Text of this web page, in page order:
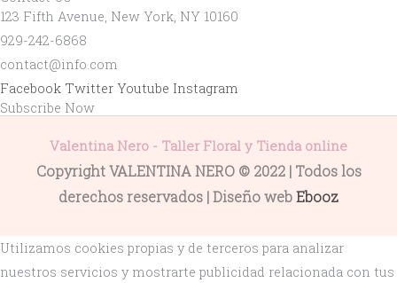
123 Fifth Avenue, New York, NY 10160
929-242-6868
contact@info.com
Facebook Twitter Youtube Instagram
Subscribe Now
Valentina Nero - Taller Floral y Tienda online
Copyright VALENTINA NERO © 2022 | Todos los
derechos reservados | Diseño webEbooz
Utilizamos cookies propias y de terceros para analizar
nuestros servicios y mostrarte publicidad relacionada con tus